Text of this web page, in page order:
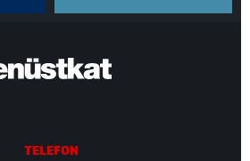
TELEFON